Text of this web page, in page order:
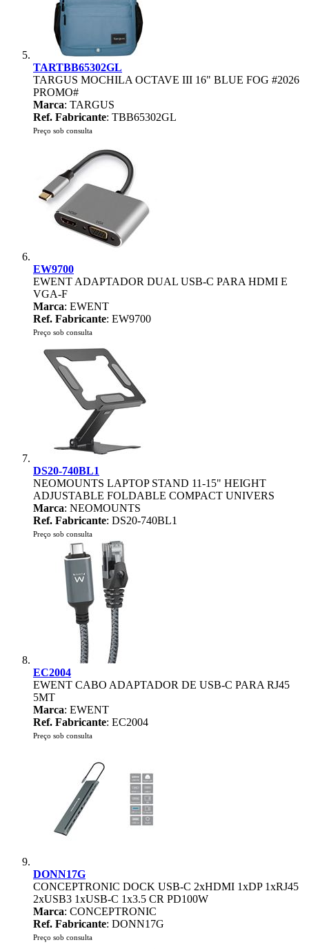
TARTBB65302GL
TARGUS MOCHILA OCTAVE III 16" BLUE FOG #2026
PROMO#
Marca: TARGUS
Ref. Fabricante: TBB65302GL
Preço sob consulta
EW9700
EWENT ADAPTADOR DUAL USB-C PARA HDMI E
VGA-F
Marca: EWENT
Ref. Fabricante: EW9700
Preço sob consulta
DS20-740BL1
NEOMOUNTS LAPTOP STAND 11-15" HEIGHT
ADJUSTABLE FOLDABLE COMPACT UNIVERS
Marca: NEOMOUNTS
Ref. Fabricante: DS20-740BL1
Preço sob consulta
EC2004
EWENT CABO ADAPTADOR DE USB-C PARA RJ45
5MT
Marca: EWENT
Ref. Fabricante: EC2004
Preço sob consulta
DONN17G
CONCEPTRONIC DOCK USB-C 2xHDMI 1xDP 1xRJ45
2xUSB3 1xUSB-C 1x3.5 CR PD100W
Marca: CONCEPTRONIC
Ref. Fabricante: DONN17G
Preço sob consulta